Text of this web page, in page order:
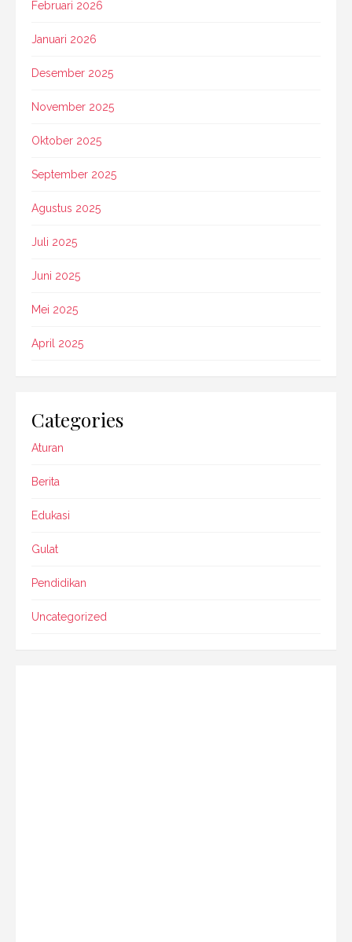
Februari 2026
Januari 2026
Desember 2025
November 2025
Oktober 2025
September 2025
Agustus 2025
Juli 2025
Juni 2025
Mei 2025
April 2025
Categories
Aturan
Berita
Edukasi
Gulat
Pendidikan
Uncategorized